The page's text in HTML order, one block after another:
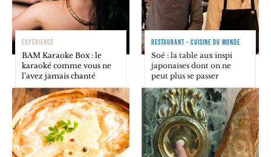
EXPÉRIENCE
BAM Karaoke Box : le
karaoké comme vous ne
l’avez jamais chanté
RESTAURANT - CUISINE DU MONDE
Soé : la table aux inspi
japonaises dont on ne
peut plus se passer